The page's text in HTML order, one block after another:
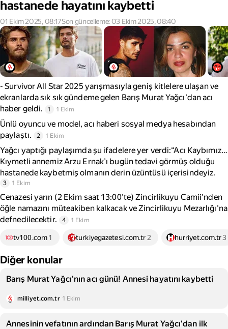
hastanede hayatını kaybetti
01 Ekim 2025, 08:17Son güncelleme: 03 Ekim 2025, 08:40
- Survivor All Star 2025 yarışmasıyla geniş kitlelere ulaşan ve
ekranlarda sık sık gündeme gelen Barış Murat Yağcı'dan acı
haber geldi.
1 1 Ekim
Ünlü oyuncu ve model, acı haberi sosyal medya hesabından
paylaştı.
2 1 Ekim
Yağcı yaptığı paylaşımda şu ifadelere yer verdi:“Acı Kaybımız…
Kıymetli annemiz Arzu Ernak’ı bugün tedavi görmüş olduğu
hastanede kaybetmiş olmanın derin üzüntüsü içerisindeyiz.
3 1 Ekim
Cenazesi yarın (2 Ekim saat 13:00'te) Zincirlikuyu Camii'nden
öğle namazını müteakiben kalkacak ve Zincirlikuyu Mezarlığı'na
defnedilecektir.
4 1 Ekim
tv100.com1 turkiyegazetesi.com.tr 2 hurriyet.com.tr3
Diğer konular
Barış Murat Yağcı'nın acı günü! Annesi hayatını kaybetti
milliyet.com.tr 1 Ekim
Annesinin vefatının ardından Barış Murat Yağcı'dan ilk